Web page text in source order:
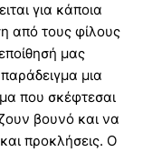
για κάποια
από τους φίλους
μας
μια
που σκέφτεσαι
βουνό και να
προκλήσεις. Ο